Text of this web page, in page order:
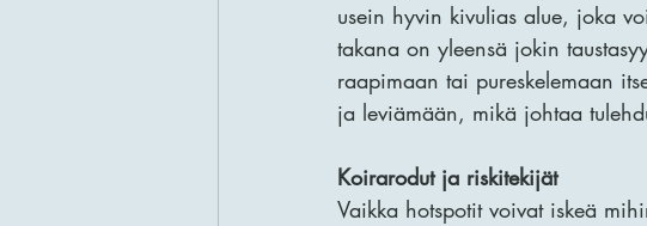
usein hyvin kivulias alue, joka
takana on yleensä jokin
raapimaan tai pureskelemaan
ja leviämään, mikä johtaa
Koirarodut ja riskitekijät
Vaikka hotspotit voivat iskeä